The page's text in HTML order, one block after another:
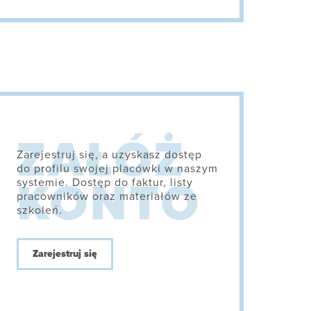
Zarejestruj się, a uzyskasz dostęp
do profilu swojej placówki w naszym
systemie. Dostęp do faktur, listy
pracowników oraz materiałów ze
szkoleń.
Zarejestruj się